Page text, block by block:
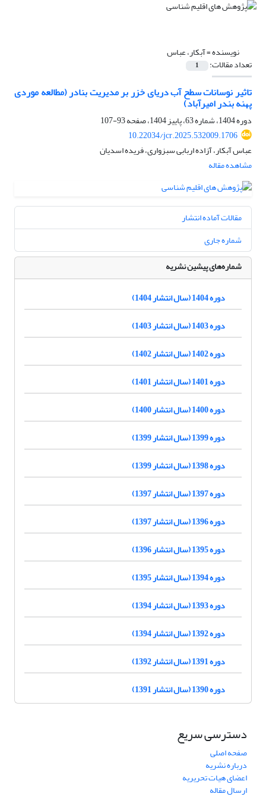
نویسنده =آبکار، عباس
تعداد مقالات: 1
تاثیر نوسانات سطح آب دریای خزر بر مدیریت بنادر (مطالعه موردی
پهنه بندر امیرآباد)
دوره 1404، شماره 63، پاییز 1404، صفحه
93-107
10.22034/jcr.2025.532009.1706
عباس آبکار، آزاده اربابی سبزواری، فریده اسدیان
مشاهده مقاله
مقالات آماده انتشار
شماره جاری
شماره‌های پیشین نشریه
دوره 1404 (سال انتشار 1404)
دوره 1403 (سال انتشار 1403)
دوره 1402 (سال انتشار 1402)
دوره 1401 (سال انتشار 1401)
دوره 1400 (سال انتشار 1400)
دوره 1399 (سال انتشار 1399)
دوره 1398 (سال انتشار 1399)
دوره 1397 (سال انتشار 1397)
دوره 1396 (سال انتشار 1397)
دوره 1395 (سال انتشار 1396)
دوره 1394 (سال انتشار 1395)
دوره 1393 (سال انتشار 1394)
دوره 1392 (سال انتشار 1394)
دوره 1391 (سال انتشار 1392)
دوره 1390 (سال انتشار 1391)
دسترسی سریع
صفحه اصلی
درباره نشریه
اعضای هیات تحریریه
ارسال مقاله